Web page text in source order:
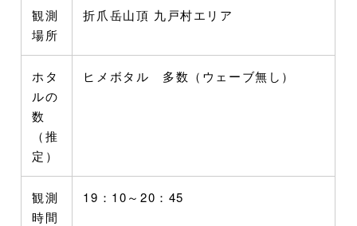
観測
場所
折爪岳山頂 九戸村エリア
ホタ
ルの
数
（推
定）
ヒメボタル 多数（ウェーブ無し）
観測
時間
19：10～20：45